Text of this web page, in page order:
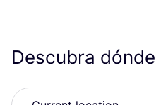
Descubra